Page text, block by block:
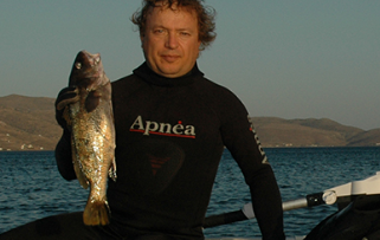
Ψαροτούφεκο: Κοντινά και Μακρινά